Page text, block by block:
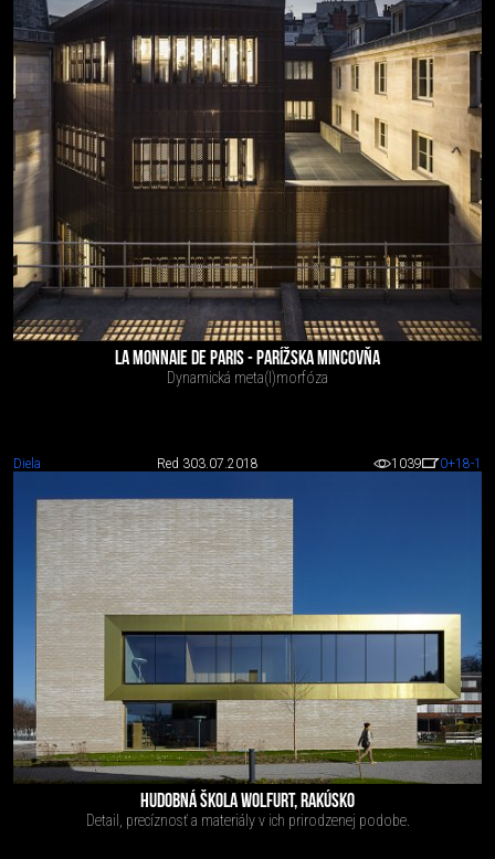
LA MONNAIE DE PARIS - PARÍŽSKA MINCOVŇA
Dynamická meta(l)morfóza
Diela Red 303.07.2018 1039 0+18-1
HUDOBNÁ ŠKOLA WOLFURT, RAKÚSKO
Detail, precíznosť a materiály v ich prirodzenej podobe.